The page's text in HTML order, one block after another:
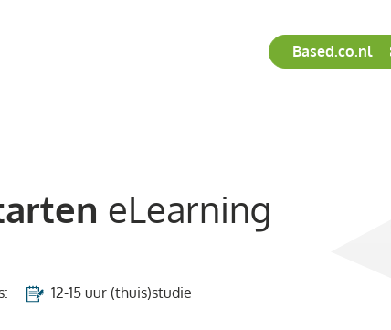
Based.co.nl
eLearning
12-15 uur (thuis)studie